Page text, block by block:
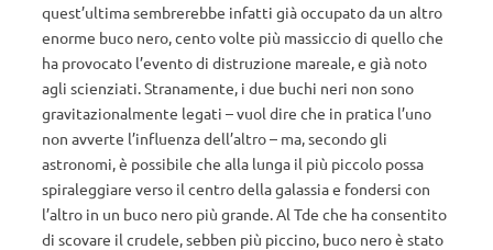
quest’ultima sembrerebbe infatti già occupato da un altro
enorme buco nero, cento volte più massiccio di quello che
ha provocato l’evento di distruzione mareale, e già noto
agli scienziati. Stranamente, i due buchi neri non sono
gravitazionalmente legati – vuol dire che in pratica l’uno
non avverte l’influenza dell’altro – ma, secondo gli
astronomi, è possibile che alla lunga il più piccolo possa
spiraleggiare verso il centro della galassia e fondersi con
l’altro in un buco nero più grande. Al Tde che ha consentito
di scovare il crudele, sebben più piccino, buco nero è stato